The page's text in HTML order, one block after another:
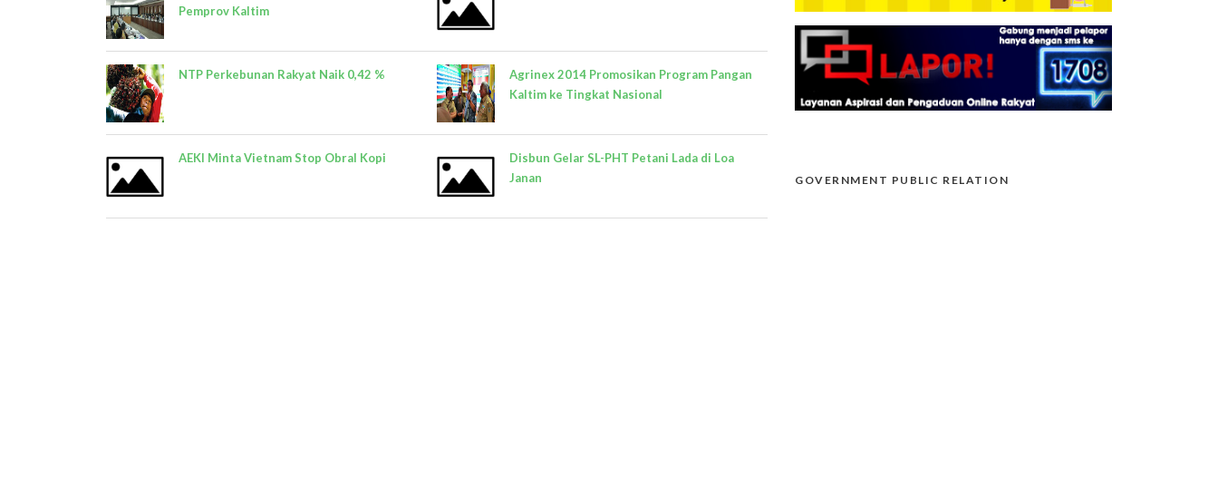
Pemprov Kaltim
NTP Perkebunan Rakyat Naik 0,42 %
AEKI Minta Vietnam Stop Obral Kopi
Agrinex 2014 Promosikan Program Pangan
Kaltim ke Tingkat Nasional
Disbun Gelar SL-PHT Petani Lada di Loa
Janan
GOVERNMENT PUBLIC RELATION